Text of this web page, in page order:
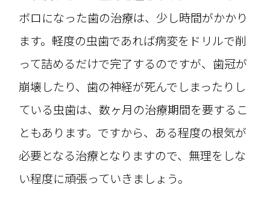
ボロになった歯の治療は、少し時間がかかり
ます。軽度の虫歯であれば病変をドリルで削
って詰めるだけで完了するのですが、歯冠が
崩壊したり、歯の神経が死んでしまったりし
ている虫歯は、数ヶ月の治療期間を要するこ
ともあります。ですから、ある程度の根気が
必要となる治療となりますので、無理をしな
い程度に頑張っていきましょう。